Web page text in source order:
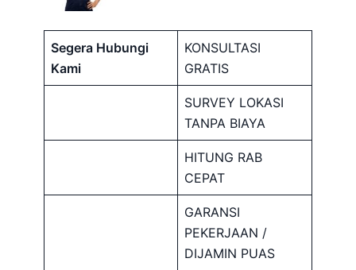
Segera Hubungi
Kami
KONSULTASI
GRATIS
SURVEY LOKASI
TANPA BIAYA
HITUNG RAB
CEPAT
GARANSI
PEKERJAAN /
DIJAMIN PUAS